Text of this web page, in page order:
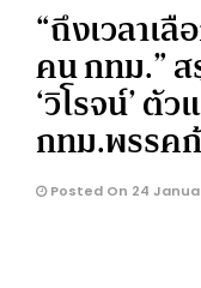
“ถึงเวลาเ
คน กทม.”
‘วิโรจน์’ ตั
กทม.พรรค
Posted On 24